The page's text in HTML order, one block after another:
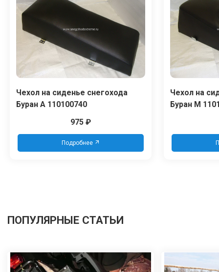
Чехол на сиденье снегохода
Буран А 110100740
975 ₽
Подробнее
Чехол на
Буран М
ПОПУЛЯРНЫЕ СТАТЬИ